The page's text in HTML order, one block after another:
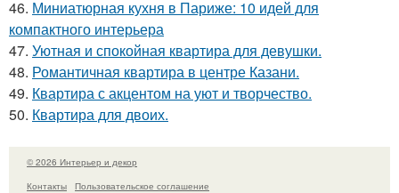
46. Миниатюрная кухня в Париже: 10 идей для
компактного интерьера
47. Уютная и спокойная квартира для девушки.
48. Романтичная квартира в центре Казани.
49. Квартира с акцентом на уют и творчество.
50. Квартира для двоих.
© 2026 Интерьер и декор
Контакты
Пользовательское соглашение